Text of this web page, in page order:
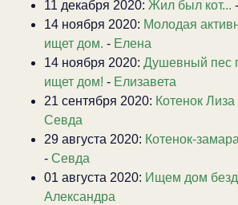
11 декабря 2020: Жил был кот... -
14 ноября 2020: Молодая
ищет дом. - Елена
14 ноября 2020: Душевный пес
ищет дом! - Елизавета
21 сентября 2020: Котенок
Севда
29 августа 2020: Котенок-
- Севда
01 августа 2020: Ищем дом
Александра